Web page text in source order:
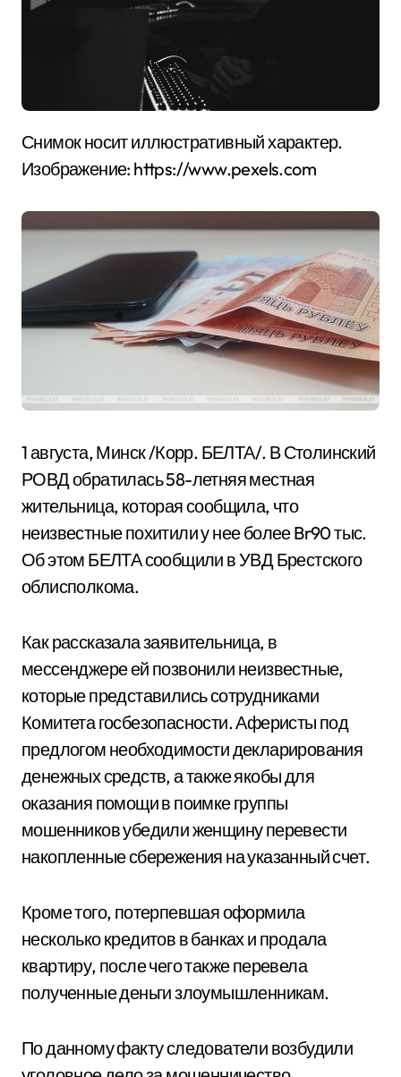
Снимок носит иллюстративный характер.
Изображение: https://www.pexels.com
1 августа, Минск /Корр. БЕЛТА/. В Столинский
РОВД обратилась 58-летняя местная
жительница, которая сообщила, что
неизвестные похитили у нее более Br90 тыс.
Об этом БЕЛТА сообщили в УВД Брестского
облисполкома.
Как рассказала заявительница, в
мессенджере ей позвонили неизвестные,
которые представились сотрудниками
Комитета госбезопасности. Аферисты под
предлогом необходимости декларирования
денежных средств, а также якобы для
оказания помощи в поимке группы
мошенников убедили женщину перевести
накопленные сбережения на указанный счет.
Кроме того, потерпевшая оформила
несколько кредитов в банках и продала
квартиру, после чего также перевела
полученные деньги злоумышленникам.
По данному факту следователи возбудили